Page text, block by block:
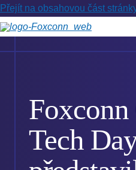
Přejít na obsahovou část
Foxconn
Tech